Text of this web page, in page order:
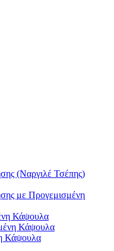
(Ναργιλέ Τσέπης)
με Προγεμισμένη
Κάψουλα
Κάψουλα
Κάψουλα